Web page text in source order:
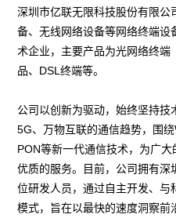
深圳市亿联无限科技股份有限公
备、无线网络设备等网络终端设
术企业，主要产品为光网络终
品、DSL终端等。
公司以创新为驱动，始终坚持
5G、万物互联的通信趋势，围
PON等新一代通信技术，为广
优质的服务。目前，公司拥有
位研发人员，通过自主开发、与
模式，旨在以最快的速度洞察前